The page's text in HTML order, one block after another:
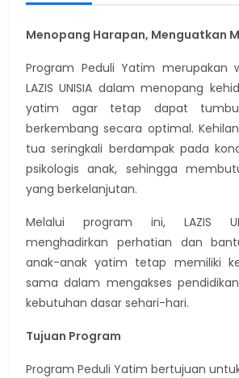
Menopang Harapan, Menguatkan
Program Peduli Yatim merupakan
LAZIS UNISIA dalam menopang
yatim agar tetap dapat
berkembang secara optimal.
tua seringkali berdampak pada
psikologis anak, sehingga
yang berkelanjutan.
Melalui program ini, LAZIS
menghadirkan perhatian dan
anak-anak yatim tetap memiliki
sama dalam mengakses
kebutuhan dasar sehari-hari.
Tujuan Program
Program Peduli Yatim bertujuan